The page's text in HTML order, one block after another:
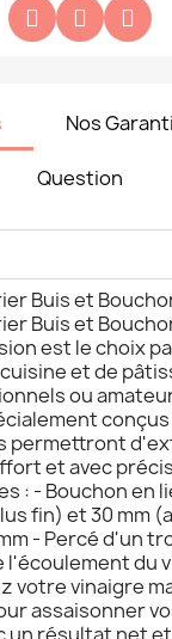
Nos
Question
Buis et
Buis et
est le choix
et de
ou
permettront
et avec
: - Bouchon en
fin) et 30 mm
- Percé d'un
du
votre vinaigre
assaisonner